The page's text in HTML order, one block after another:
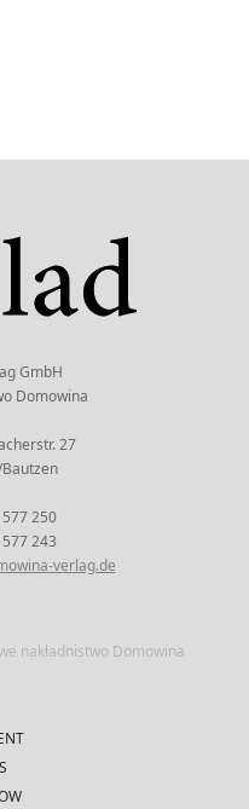
GmbH
Domowina
27
250
243
verlag.de
nakładnistwo Domowina